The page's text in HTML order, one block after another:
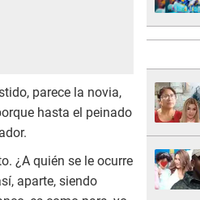
parece la novia,
hasta el peinado
¿A quién se le ocurre
aparte, siendo